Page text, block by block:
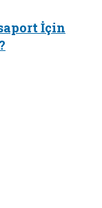
İçin